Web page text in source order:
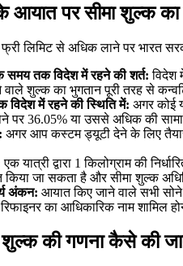
आयात पर सीमा शुल्क
लिमिट से अधिक लाने पर भारत
समय तक विदेश में रहने की शर्त: विदेश
वाले शुल्क का भुगतान पूरी तरह से
में रहने की स्थिति में: अगर कोई
पर 36.05% या उससे अधिक की
अगर आप कस्टम ड्यूटी देने के लिए
एक यात्री द्वारा 1 किलोग्राम की
किया जा सकता है और सीमा शुल्क
अंकन: आयात किए जाने वाले सभी
का आधिकारिक नाम शामिल
शुल्क की गणना कैसे की